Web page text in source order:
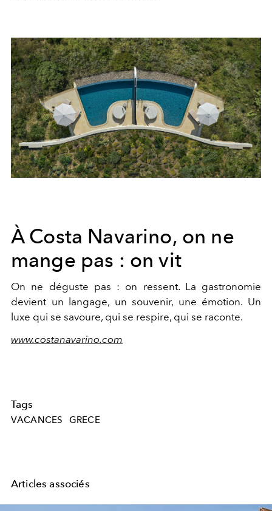
À Costa Navarino, on ne
mange pas : on vit
On ne déguste pas : on ressent. La gastronomie
devient un langage, un souvenir, une émotion. Un
luxe qui se savoure, qui se respire, qui se raconte.
www.costanavarino.com
Tags
VACANCES GRECE
Articles associés